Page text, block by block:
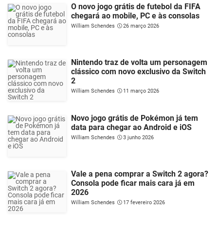
O novo jogo grátis de futebol da FIFA
chegará ao mobile, PC e às consolas
William Schendes 26 março 2026
Nintendo traz de volta um personagem
clássico com novo exclusivo da Switch
2
William Schendes 11 março 2026
Novo jogo grátis de Pokémon já tem
data para chegar ao Android e iOS
William Schendes 3 junho 2026
Vale a pena comprar a Switch 2 agora?
Consola pode ficar mais cara já em
2026
William Schendes 17 fevereiro 2026